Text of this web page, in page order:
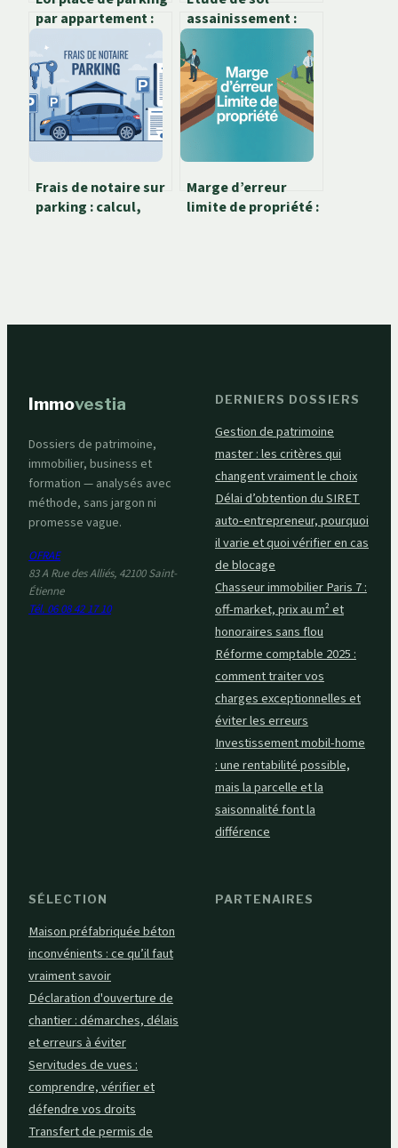
par appartement :
réellement savoir
assainissement :
pour un projet
conforme
Frais de notaire sur
parking : calcul,
Marge d’erreur
limite de propriété :
Immovestia
Dossiers de patrimoine,
immobilier, business et
formation — analysés avec
méthode, sans jargon ni
promesse vague.
OFRAE
83 A Rue des Alliés, 42100 Saint-
Étienne
Tél. 06 08 42 17 10
DERNIERS DOSSIERS
Gestion de patrimoine
master : les critères qui
changent vraiment le choix
Délai d’obtention du SIRET
auto-entrepreneur, pourquoi
il varie et quoi vérifier en cas
de blocage
Chasseur immobilier Paris 7 :
off-market, prix au m² et
honoraires sans flou
Réforme comptable 2025 :
comment traiter vos
charges exceptionnelles et
éviter les erreurs
Investissement mobil-home
: une rentabilité possible,
mais la parcelle et la
saisonnalité font la
différence
SÉLECTION
Maison préfabriquée béton
inconvénients : ce qu’il faut
vraiment savoir
Déclaration d'ouverture de
chantier : démarches, délais
et erreurs à éviter
Servitudes de vues :
comprendre, vérifier et
défendre vos droits
Transfert de permis de
PARTENAIRES